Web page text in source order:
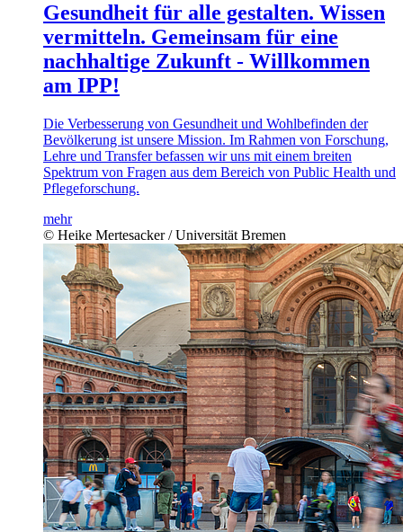
Gesundheit für alle gestalten. Wissen
vermitteln. Gemeinsam für eine
nachhaltige Zukunft - Willkommen
am IPP!
Die Verbesserung von Gesundheit und Wohlbefinden der
Bevölkerung ist unsere Mission. Im Rahmen von Forschung,
Lehre und Transfer befassen wir uns mit einem breiten
Spektrum von Fragen aus dem Bereich von Public Health und
Pflegeforschung.
mehr
© Heike Mertesacker / Universität Bremen